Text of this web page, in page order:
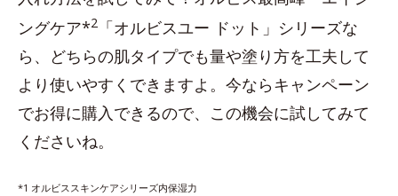
ングケア*2 「オルビスユー ドット」シリーズな
ら、どちらの肌タイプでも量や塗り方を工夫して
より使いやすくできますよ。今ならキャンペーン
でお得に購入できるので、この機会に試してみて
くださいね。
*1 オルビススキンケアシリーズ内保湿力